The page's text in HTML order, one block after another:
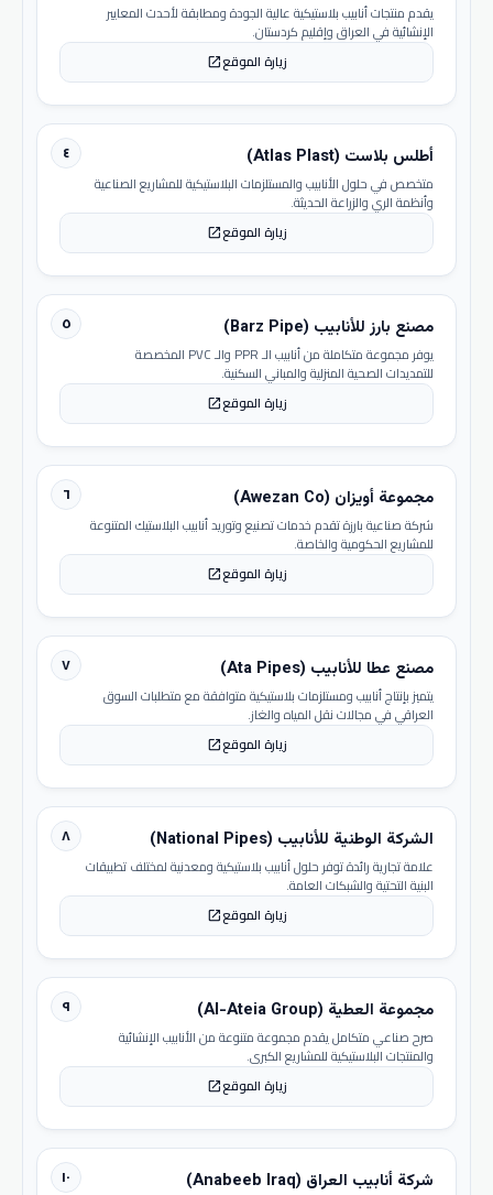
يقدم منتجات أنابيب بلاستيكية عالية الجودة ومطابقة لأحدث المعايير
الإنشائية في العراق وإقليم كردستان.
زيارة الموقعopen_in_new
٤ أطلس بلاست (Atlas Plast)
متخصص في حلول الأنابيب والمستلزمات البلاستيكية للمشاريع الصناعية
وأنظمة الري والزراعة الحديثة.
زيارة الموقعopen_in_new
٥ مصنع بارز للأنابيب (Barz Pipe)
يوفر مجموعة متكاملة من أنابيب الـ PPR والـ PVC المخصصة
للتمديدات الصحية المنزلية والمباني السكنية.
زيارة الموقعopen_in_new
٦ مجموعة أويزان (Awezan Co)
شركة صناعية بارزة تقدم خدمات تصنيع وتوريد أنابيب البلاستيك المتنوعة
للمشاريع الحكومية والخاصة.
زيارة الموقعopen_in_new
٧ مصنع عطا للأنابيب (Ata Pipes)
يتميز بإنتاج أنابيب ومستلزمات بلاستيكية متوافقة مع متطلبات السوق
العراقي في مجالات نقل المياه والغاز.
زيارة الموقعopen_in_new
٨ الشركة الوطنية للأنابيب (National Pipes)
علامة تجارية رائدة توفر حلول أنابيب بلاستيكية ومعدنية لمختلف تطبيقات
البنية التحتية والشبكات العامة.
زيارة الموقعopen_in_new
٩ مجموعة العطية (Al-Ateia Group)
صرح صناعي متكامل يقدم مجموعة متنوعة من الأنابيب الإنشائية
والمنتجات البلاستيكية للمشاريع الكبرى.
زيارة الموقعopen_in_new
١٠ شركة أنابيب العراق (Anabeeb Iraq)